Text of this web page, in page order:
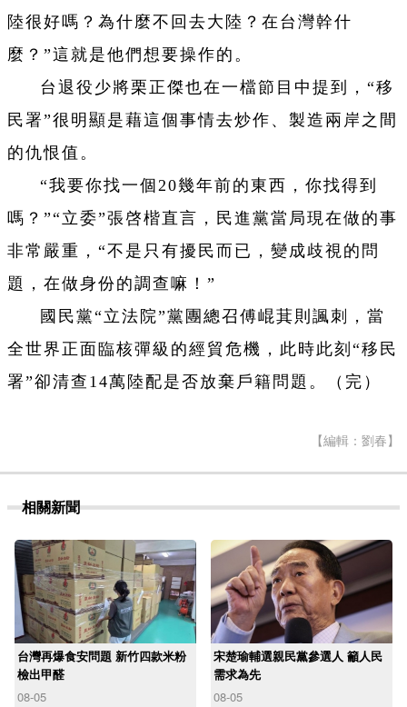
陸很好嗎？為什麼不回去大陸？在台灣幹什
麼？”這就是他們想要操作的。
台退役少將栗正傑也在一檔節目中提到，“移
民署”很明顯是藉這個事情去炒作、製造兩岸之間
的仇恨值。
“我要你找一個20幾年前的東西，你找得到
嗎？”“立委”張啓楷直言，民進黨當局現在做的事
非常嚴重，“不是只有擾民而已，變成歧視的問
題，在做身份的調查嘛！”
國民黨“立法院”黨團總召傅崐萁則諷刺，當
全世界正面臨核彈級的經貿危機，此時此刻“移民
署”卻清查14萬陸配是否放棄戶籍問題。（完）
【編輯：劉春】
相關新聞
台灣再爆食安問題 新竹四款米粉
檢出甲醛
08-05
宋楚瑜輔選親民黨參選人 籲人民
需求為先
08-05